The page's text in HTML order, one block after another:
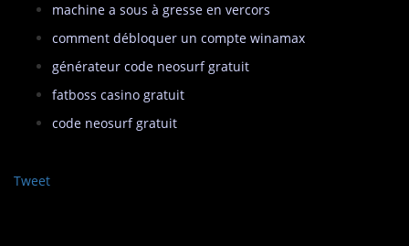
machine a sous à gresse en vercors
comment débloquer un compte winamax
générateur code neosurf gratuit
fatboss casino gratuit
code neosurf gratuit
Tweet